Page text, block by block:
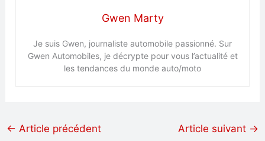
Gwen Marty
Je suis Gwen, journaliste automobile passionné. Sur
Gwen Automobiles, je décrypte pour vous l’actualité et
les tendances du monde auto/moto
← Article précédent Article suivant →